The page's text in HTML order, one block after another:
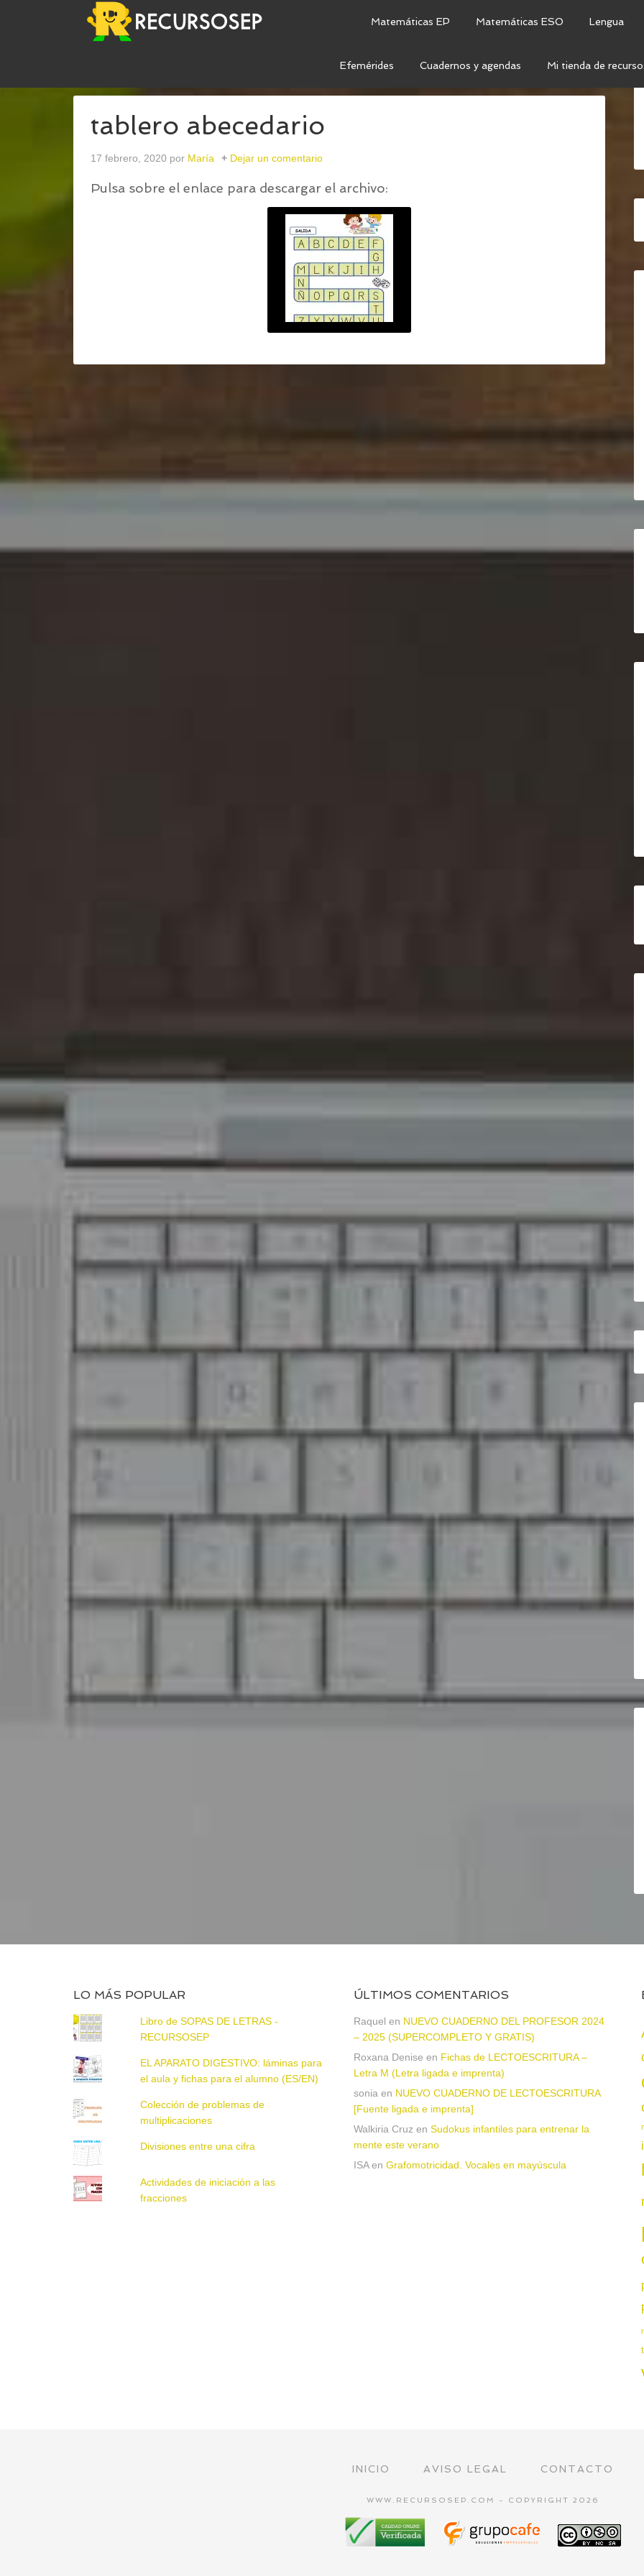
Matemáticas EP Matemáticas ESO Lengua
Efemérides Cuadernos y agendas Mi tienda de
TABLERO ABECEDARIO
tablero abecedario
17 febrero, 2020 por María Dejar un comentario
Pulsa sobre el enlace para descargar el archivo:
LO MÁS POPULAR
Libro de SOPAS DE LETRAS -
RECURSOSEP
EL APARATO DIGESTIVO: láminas para
el aula y fichas para el alumno (ES/EN)
Colección de problemas de
multiplicaciones
Divisiones entre una cifra
Actividades de iniciación a las
fracciones
ÚLTIMOS COMENTARIOS
Raquel en NUEVO CUADERNO DEL PROFESOR 2024
– 2025 (SUPERCOMPLETO Y GRATIS)
Roxana Denise en Fichas de LECTOESCRITURA –
Letra M (Letra ligada e imprenta)
sonia en NUEVO CUADERNO DE LECTOESCRITURA
[Fuente ligada e imprenta]
Walkiria Cruz en Sudokus infantiles para entrenar la
mente este verano
ISAen Grafomotricidad. Vocales en mayúscula
INICIO AVISO LEGAL CONTACTO
WWW.RECURSOSEP.COM - COPYRIGHT 2026